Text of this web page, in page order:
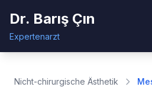
Dr. Barış Çın
Expertenarzt
Nicht-chirurgische Ästhetik